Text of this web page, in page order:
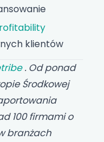
klientów
. Od ponad
Środkowej
100 firmami o
branżach